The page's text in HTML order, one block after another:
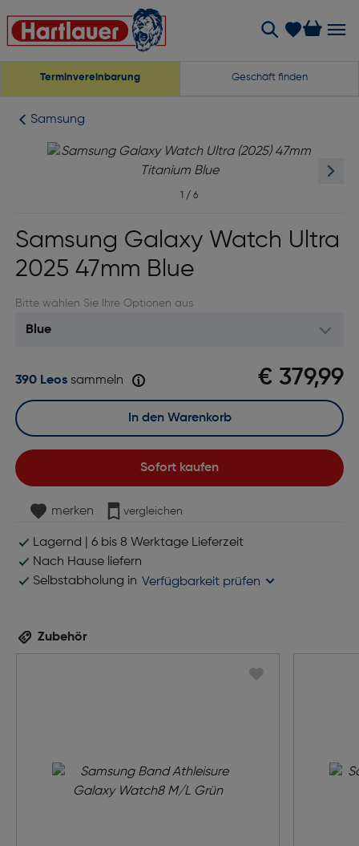
Terminvereinbarung Geschäft finden
Samsung
1 / 6
Samsung Galaxy Watch Ultra
2025 47mm Blue
Bitte wählen Sie Ihre Optionen aus
€ 379,99
390 Leossammeln
Sofort kaufen
In den Warenkorb
merken vergleichen
Lagernd | 6 bis 8 Werktage Lieferzeit
Nach Hause liefern
Selbstabholung in Verfügbarkeit prüfen
Zubehör